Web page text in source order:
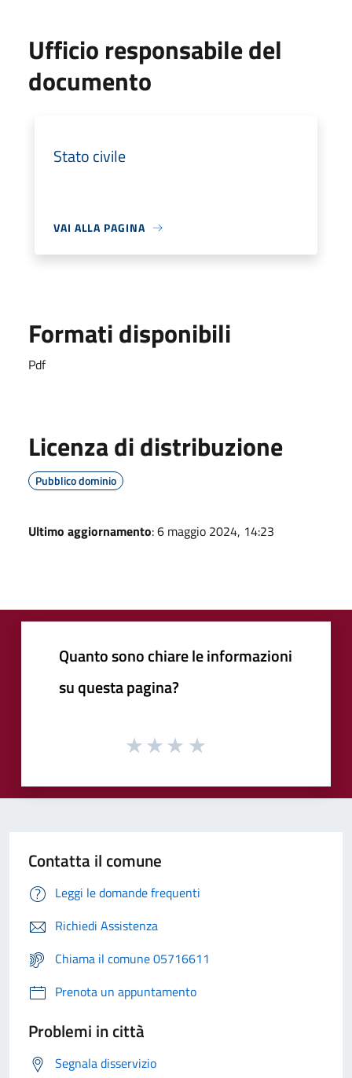
Ufficio responsabile del
documento
Stato civile
VAI ALLA PAGINA
Formati disponibili
Pdf
Licenza di distribuzione
Pubblico dominio
Ultimo aggiornamento: 6 maggio 2024, 14:23
Quanto sono chiare le informazioni
su questa pagina?
Contatta il comune
Leggi le domande frequenti
Richiedi Assistenza
Chiama il comune 05716611
Prenota un appuntamento
Problemi in città
Segnala disservizio